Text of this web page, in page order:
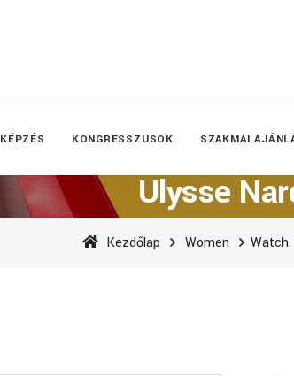
KÉPZÉS KONGRESSZUSOK SZAKMAI
Ulysse
Kezdőlap Women Watch